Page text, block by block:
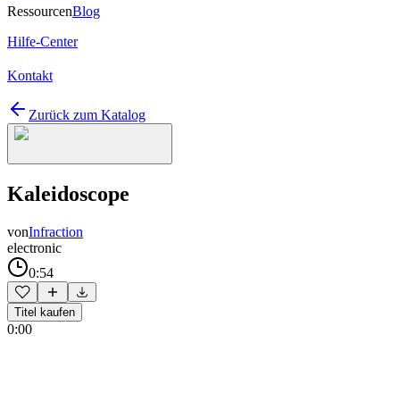
RessourcenBlog
Hilfe-Center
Kontakt
Zurück zum Katalog
Kaleidoscope
vonInfraction
electronic
0:54
Titel kaufen
0:00